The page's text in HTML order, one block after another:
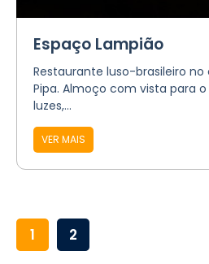
Espaço Lampião
Restaurante luso-brasileiro no
Pipa. Almoço com vista para
luzes,...
VER MAIS
1 2